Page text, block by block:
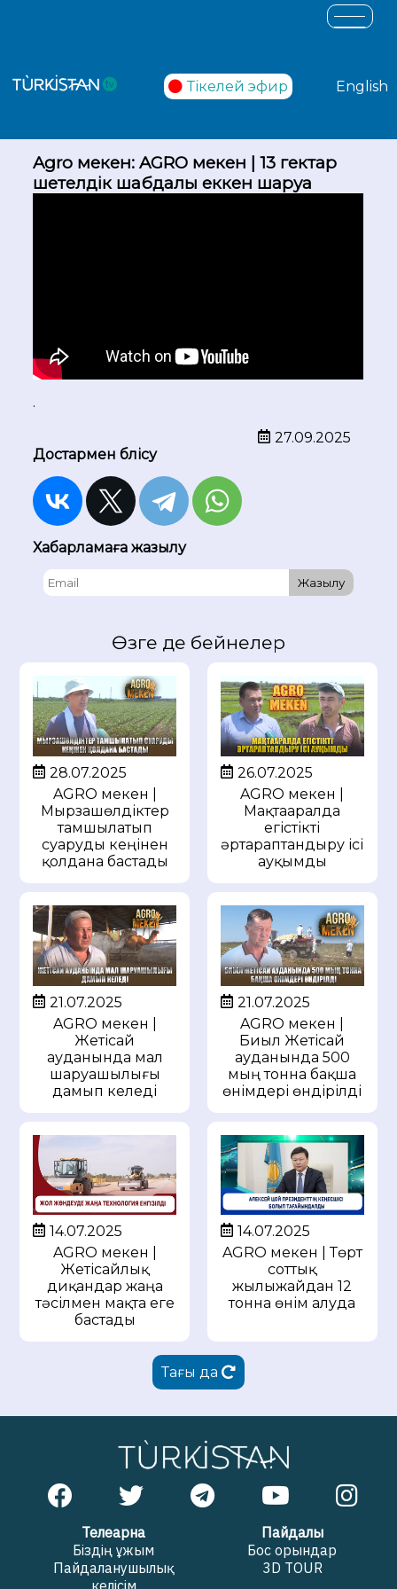
Тікелей эфир English
Agro мекен: AGRO мекен | 13 гектар
шетелдік шабдалы еккен шаруа
.
27.09.2025
Достармен бөлісу
Хабарламаға жазылу
Жазылу
Өзге де бейнелер
28.07.2025
AGRO мекен |
Мырзашөлдіктер
тамшылатып
суаруды кеңінен
қолдана бастады
26.07.2025
AGRO мекен |
Мақтааралда
егістікті
әртараптандыру ісі
ауқымды
21.07.2025
AGRO мекен |
Жетісай
ауданында мал
шаруашылығы
дамып келеді
21.07.2025
AGRO мекен |
Биыл Жетісай
ауданында 500
мың тонна бақша
өнімдері өндірілді
14.07.2025
AGRO мекен |
Жетісайлық
диқандар жаңа
тәсілмен мақта еге
бастады
14.07.2025
AGRO мекен | Төрт
соттық
жылыжайдан 12
тонна өнім алуда
Тағы да
Телеарна
Біздің ұжым
Пайдаланушылық
Пайдалы
Бос орындар
3D TOUR